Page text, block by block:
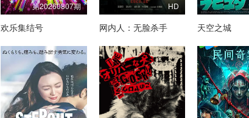
第20260807期
欢乐集结号
HD
网内人：无脸杀手 天空之城